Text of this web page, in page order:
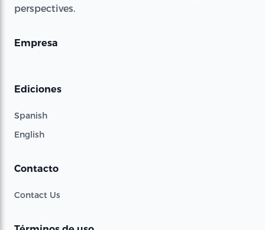
perspectives.
Empresa
Ediciones
Spanish
English
Contacto
Contact Us